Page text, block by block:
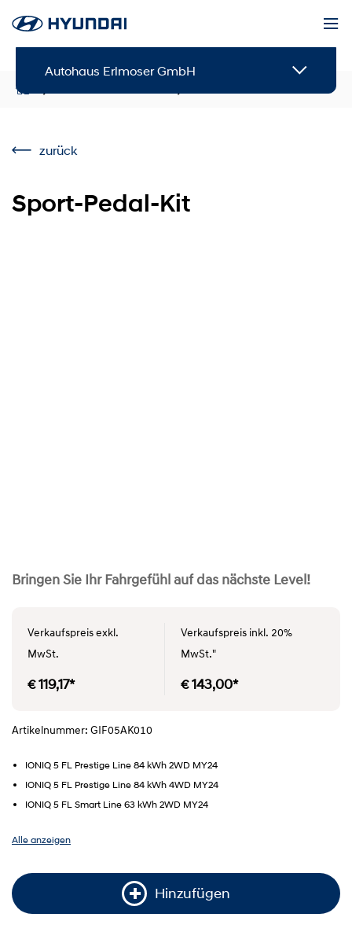
Autohaus Erlmoser GmbH
zurück
Sport-Pedal-Kit
Bringen Sie Ihr Fahrgefühl auf das nächste Level!
Verkaufspreis exkl.
MwSt.
€ 119,17*
Verkaufspreis inkl. 20%
MwSt."
€ 143,00*
Artikelnummer: GIF05AK010
IONIQ 5 FL Prestige Line 84 kWh 2WD MY24
IONIQ 5 FL Prestige Line 84 kWh 4WD MY24
IONIQ 5 FL Smart Line 63 kWh 2WD MY24
Alle anzeigen
Hinzufügen